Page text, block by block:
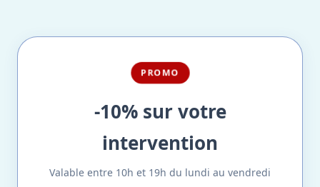
PROMO
-10% sur votre
intervention
Valable entre 10h et 19h du lundi au vendredi